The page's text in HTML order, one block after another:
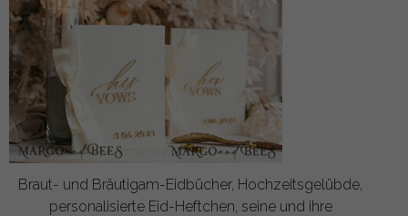
Braut- und Bräutigam-Eidbücher, Hochzeitsgelübde,
personalisierte Eid-Heftchen, seine und ihre